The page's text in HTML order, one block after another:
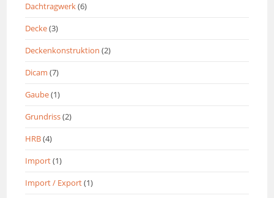
Dachtragwerk(6)
Decke(3)
Deckenkonstruktion (2)
Dicam (7)
Gaube(1)
Grundriss(2)
HRB(4)
Import(1)
Import / Export(1)